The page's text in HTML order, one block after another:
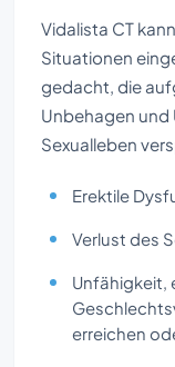
Vidalista CT
Situationen
gedacht, die
Unbehagen und
Sexualleben
Erektile
Verlust des
Unfähigkeit,
erreichen